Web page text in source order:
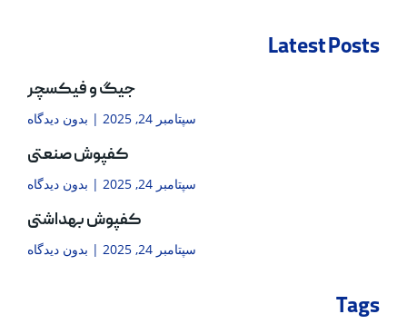
Latest Posts
جیگ و فیکسچر
سپتامبر 24, 2025 بدون دیدگاه
کفپوش صنعتی
سپتامبر 24, 2025 بدون دیدگاه
کفپوش بهداشتی
سپتامبر 24, 2025 بدون دیدگاه
Tags